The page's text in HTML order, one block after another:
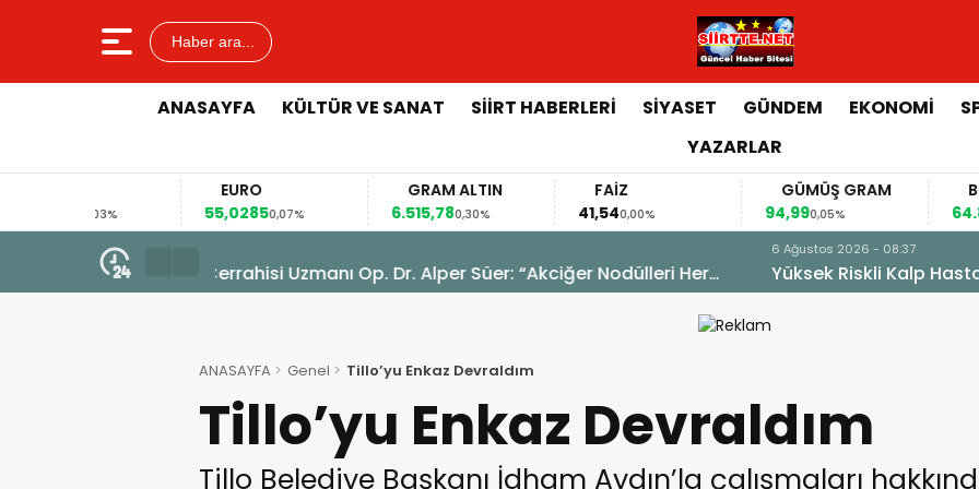
Haber ara...
ANASAYFA KÜLTÜR VE SANAT SİİRT HABERLERİ SİYASET GÜNDEM EKONOMİ
YAZARLAR
55,0285
0,07%
GRAM ALTIN
6.515,78
0,30%
FAİZ
41,54
0,00%
GÜMÜŞ GRAM
0,05%
BITCOIN
64.853,00
0,10%
Nodülleri Her Yüksek Riskli Kalp Hastası Siirt Eğitim ve Araştırma Hastanesi’nde Başarıyla Tedavi
ANASAYFA Genel Tillo’yu Enkaz Devraldım
Tillo’yu Enkaz Devraldım
Tillo Belediye Başkanı İdham Aydın’la çalışmaları